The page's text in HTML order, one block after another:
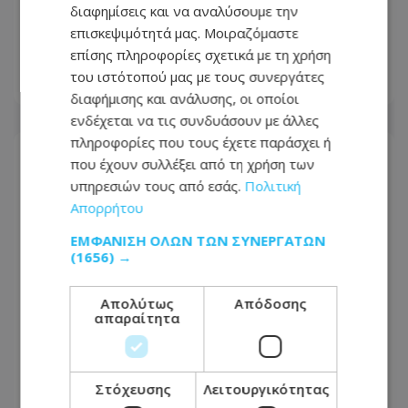
όσους είχαν ανάγκη»: Συγκλονίζει η
οικογένεια της Βρετανίδας που
βρέθηκε νεκρή σε βαλίτσα
06.08.2026 - 22:54
Πώς έγινε η τραγωδία με την νεκρή
διαφημίσεις και να αναλύσουμε την
επισκεψιμότητά μας. Μοιραζόμαστε
επίσης πληροφορίες σχετικά με τη χρήση
του ιστότοπού μας με τους συνεργάτες
διαφήμισης και ανάλυσης, οι οποίοι
ενδέχεται να τις συνδυάσουν με άλλες
πληροφορίες που τους έχετε παράσχει ή
που έχουν συλλέξει από τη χρήση των
υπηρεσιών τους από εσάς. Πολιτική
Απορρήτου
ΕΜΦΆΝΙΣΗ ΌΛΩΝ ΤΩΝ ΣΥΝΕΡΓΑΤΏΝ
(1656) →
Απολύτως
απαραίτητα
Απόδοσης
Στόχευσης Λειτουργικότητας